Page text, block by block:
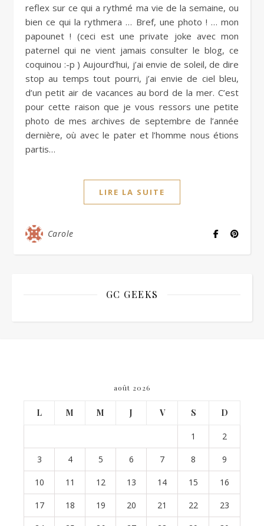
reflex sur ce qui a rythmé ma vie de la semaine, ou
bien ce qui la rythmera … Bref, une photo ! … mon
papounet ! (ceci est une private joke avec mon
paternel qui ne vient jamais consulter le blog, ce
coquinou :-p ) Aujourd’hui, j’ai envie de soleil, de dire
stop au temps tout pourri, j’ai envie de ciel bleu,
d’un petit air de vacances au bord de la mer. C’est
pour cette raison que je vous ressors une petite
photo de mes archives de septembre de l’année
dernière, où avec le pater et l’homme nous étions
partis…
LIRE LA SUITE
Carole
GC GEEKS
août 2026
L M M J V S D
1 2
3 4 5 6 7 8 9
10 11 12 13 14 15 16
17 18 19 20 21 22 23